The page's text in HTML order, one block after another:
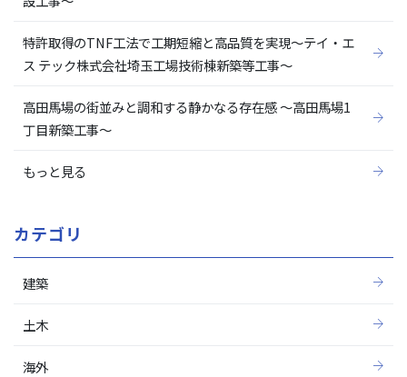
特許取得のTNF工法で工期短縮と高品質を実現～テイ・エ
ス テック株式会社埼玉工場技術棟新築等工事～
高田馬場の街並みと調和する静かなる存在感 ～高田馬場1
丁目新築工事～
もっと見る
カテゴリ
建築
土木
海外